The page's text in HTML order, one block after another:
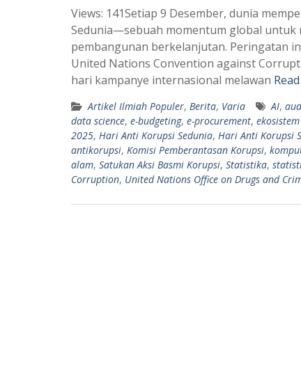
a
t
A
p
l
e
g
r
m
Views: 141Setiap 9 Desember, dunia
Sedunia—sebuah momentum global untuk
pembangunan berkelanjutan. Peringatan
United Nations Convention against
hari kampanye internasional melawan
Artikel Ilmiah Populer, Berita, Varia AI,
data science, e-budgeting, e-procurement,
2025, Hari Anti Korupsi Sedunia, Hari Anti Korupsi
antikorupsi, Komisi Pemberantasan Korupsi,
alam, Satukan Aksi Basmi Korupsi, Statistika,
Corruption, United Nations Office on Drugs and